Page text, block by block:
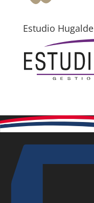
Estudio Hugalde